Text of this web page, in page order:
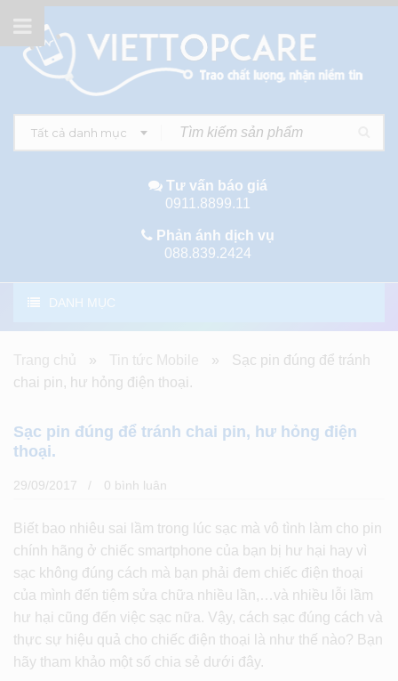
Tất cả danh mục
Tư vấn báo giá
0911.8899.11
Phản ánh dịch vụ
088.839.2424
DANH MỤC
Trang chủ » Tin tức Mobile »
Sạc pin đúng để tránh
chai pin, hư hỏng điện thoại.
Sạc pin đúng để tránh chai pin, hư hỏng điện
thoại.
29/09/2017 0 bình luân
Biết bao nhiêu sai lầm trong lúc sạc mà vô tình làm cho pin
chính hãng ở chiếc smartphone của bạn bị hư hại hay vì
sạc không đúng cách mà bạn phải đem chiếc điện thoại
của mình đến tiệm sửa chữa nhiều lần,…và nhiều lỗi lầm
hư hại cũng đến việc sạc nữa. Vậy, cách sạc đúng cách và
thực sự hiệu quả cho chiếc điện thoại là như thế nào? Bạn
hãy tham khảo một số chia sẻ dưới đây.